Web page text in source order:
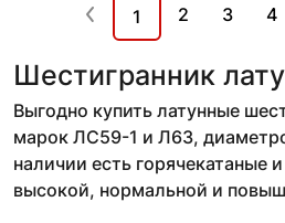
1 2 3 4
Шестигранник
Выгодно купить латунные
марок ЛС59-1 и Л63,
наличии есть горячекатаные
высокой, нормальной и